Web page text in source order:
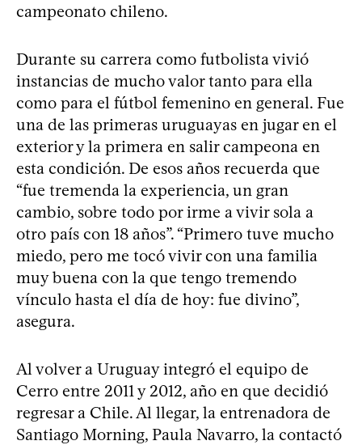
campeonato chileno.
Durante su carrera como futbolista vivió
instancias de mucho valor tanto para ella
como para el fútbol femenino en general. Fue
una de las primeras uruguayas en jugar en el
exterior y la primera en salir campeona en
esta condición. De esos años recuerda que
“fue tremenda la experiencia, un gran
cambio, sobre todo por irme a vivir sola a
otro país con 18 años”. “Primero tuve mucho
miedo, pero me tocó vivir con una familia
muy buena con la que tengo tremendo
vínculo hasta el día de hoy: fue divino”,
asegura.
Al volver a Uruguay integró el equipo de
Cerro entre 2011 y 2012, año en que decidió
regresar a Chile. Al llegar, la entrenadora de
Santiago Morning, Paula Navarro, la contactó